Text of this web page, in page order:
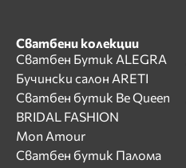
Сватбени колекции
Сватбен Бутик ALEGRA
Бучински салон ARETI
Сватбен бутик Be Queen
BRIDAL FASHION
Mon Amour
Сватбен бутик Палома